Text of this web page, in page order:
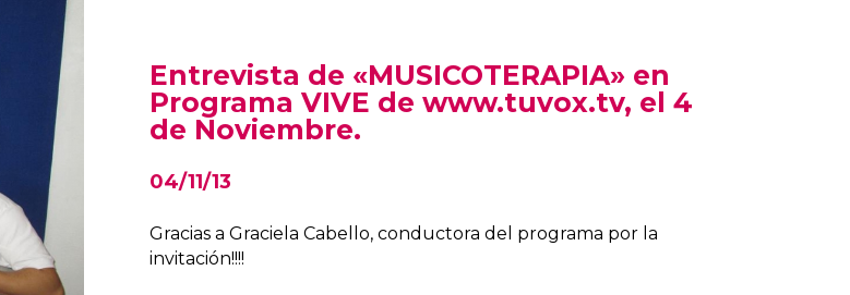
Entrevista de «MUSICOTERAPIA» en
Programa VIVE de www.tuvox.tv, el 4
de Noviembre.
04/11/13
Gracias a Graciela Cabello, conductora del programa por la
invitación!!!!